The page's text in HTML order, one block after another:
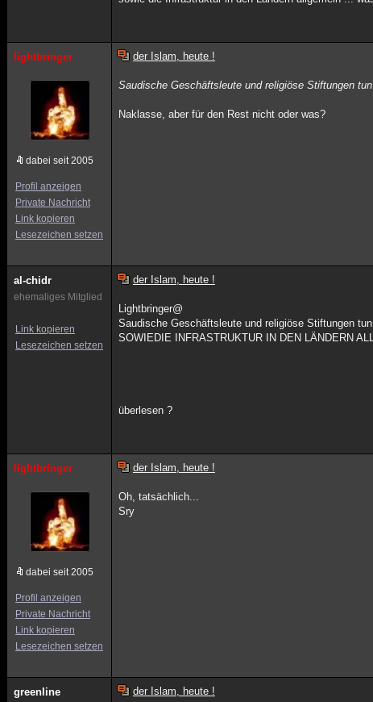
lightbringer
dabei seit 2005
Profil anzeigen
Private Nachricht
Link kopieren
Lesezeichen setzen
der Islam, heute !
Saudische Geschäftsleute und religiöse Stiftungen
Naklasse, aber für den Rest nicht oder was?
al-chidr
ehemaliges Mitglied
Link kopieren
Lesezeichen setzen
der Islam, heute !
Lightbringer@
Saudische Geschäftsleute und religiöse Stiftungen
SOWIEDIE INFRASTRUKTUR IN DEN LÄNDERN
überlesen ?
lightbringer
dabei seit 2005
Profil anzeigen
Private Nachricht
Link kopieren
Lesezeichen setzen
der Islam, heute !
Oh, tatsächlich...
Sry
greenline der Islam, heute !